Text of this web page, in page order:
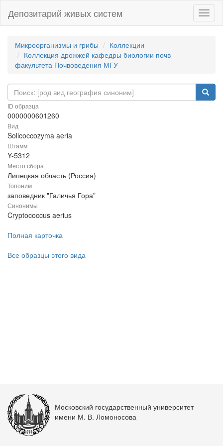
Депозитарий живых систем
Микроорганизмы и грибы
Коллекции
Коллекция дрожжей кафедры биологии почв
факультета Почвоведения МГУ
ID образца
0000000601260
Вид
Solicoccozyma aeria
Штамм
Y-5312
Место сбора
Липецкая область (Россия)
Топоним
заповедник "Галичья Гора"
Синонимы
Cryptococcus aerius
Полная карточка
Все образцы этого вида
Московский государственный университет
имени М. В. Ломоносова